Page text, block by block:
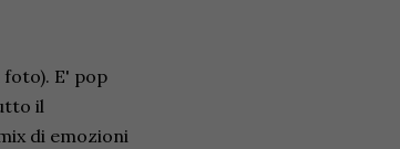
foto). E' pop
il
di emozioni